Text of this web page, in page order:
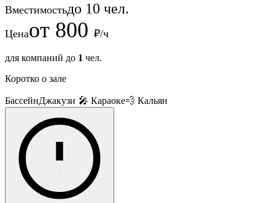
Вместимостьдо 10 чел.
Ценаот 800 ₽/ч
для компаний до 1 чел.
Коротко о зале
БассейнДжакузи 🎤 Караоке💨 Кальян